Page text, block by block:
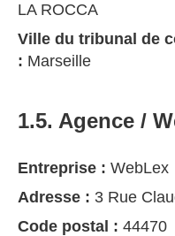
LA ROCCA
Ville du tribunal de
: Marseille
1.5. Agence /
Entreprise : WebLex
Adresse : 3 Rue
Code postal : 44470